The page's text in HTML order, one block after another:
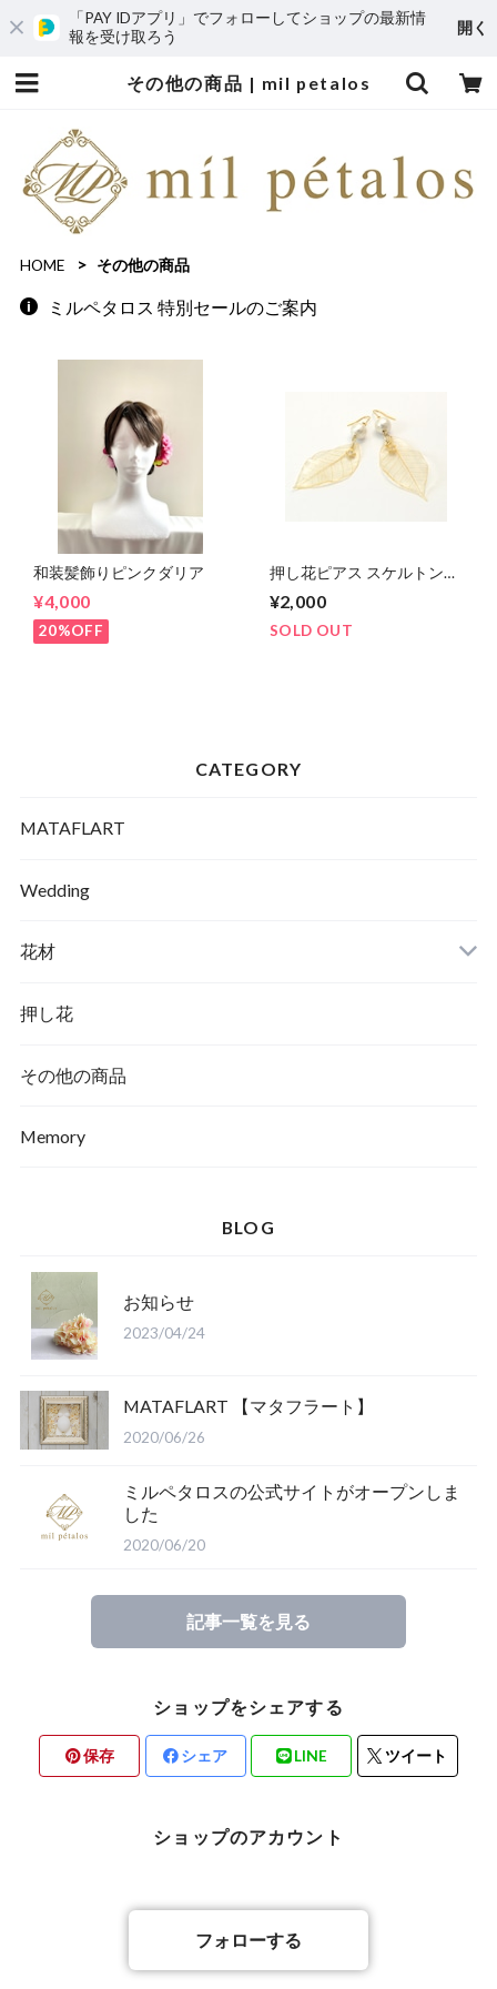
「PAY IDアプリ」でフォローしてショップの最新情
報を受け取ろう
開く
その他の商品 | mil petalos
HOME その他の商品
ミルペタロス 特別セールのご案内
和装髪飾りピンクダリア
¥4,000
20%OFF
押し花ピアス スケルトンリ
¥2,000
SOLD OUT
CATEGORY
MATAFLART
Wedding
花材
押し花
その他の商品
Memory
BLOG
お知らせ
2023/04/24
MATAFLART 【マタフラート】
2020/06/26
ミルペタロスの公式サイトがオープンしま
した
2020/06/20
記事一覧を見る
ショップをシェアする
保存 シェア LINE ツイート
ショップのアカウント
フォローする